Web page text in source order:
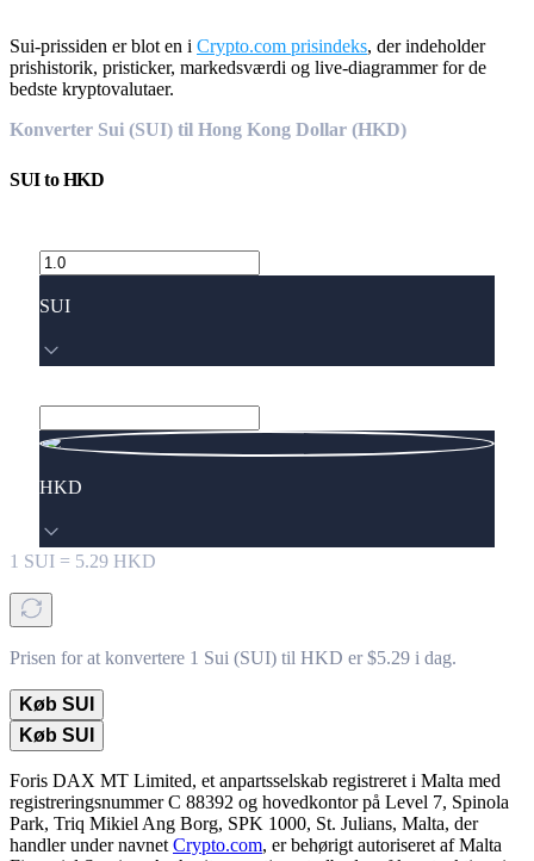
Sui-prissiden er blot en i Crypto.com prisindeks, der indeholder
prishistorik, pristicker, markedsværdi og live-diagrammer for de
bedste kryptovalutaer.
Konverter Sui (SUI) til Hong Kong Dollar (HKD)
SUItoHKD
SUI
HKD
1 SUI = 5.29 HKD
Prisen for at konvertere 1 Sui (SUI) til HKD er $5.29 i dag.
Køb SUI
Køb SUI
Foris DAX MT Limited, et anpartsselskab registreret i Malta med
registreringsnummer C 88392 og hovedkontor på Level 7, Spinola
Park, Triq Mikiel Ang Borg, SPK 1000, St. Julians, Malta, der
handler under navnet Crypto.com, er behørigt autoriseret af Malta